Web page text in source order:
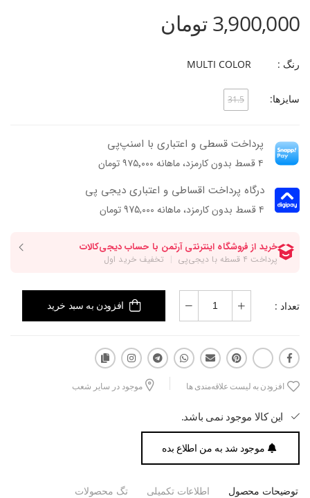
3,900,000 تومان
رنگ : MULTI COLOR
سایزها: 31.5
پرداخت قسطی و اعتباری با اسنپ‌پی
۴ قسط بدون کارمزد، ماهانه ۹۷۵٬۰۰۰ تومان
درگاه پرداخت اقساطی و اعتباری دیجی پی
۴ قسط بدون کارمزد، ماهانه 975,000 تومان
تعداد : افزودن به سبد خرید
افزودن به لیست علاقه‌مندی ها موجود در سایر شعب
این کالا موجود نمی باشد.
موجود شد به من اطلاع بده
توضیحات محصول اطلاعات تکمیلی تگ محصولات